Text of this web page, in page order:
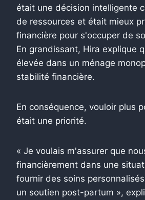
était une décision intelligente
de ressources et était mieux
financière pour s'occuper de
En grandissant, Hira explique
élevée dans un ménage
stabilité financière.
En conséquence, vouloir plus
était une priorité.
« Je voulais m'assurer que
financièrement dans une
fournir des soins
un soutien post-partum »,